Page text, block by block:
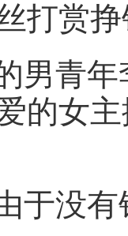
打赏
男青
的女
于没